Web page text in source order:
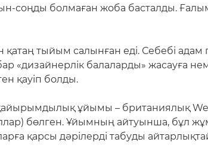
соңды болмаған жоба басталды.
қатаң тыйым салынған еді. Себебі
«дизайнерлік балаларды» жасауға
қауіп болды.
ұйымы – британиялық
бөлген. Ұйымның айтуынша, бұл
қарсы дәрілерді табуды